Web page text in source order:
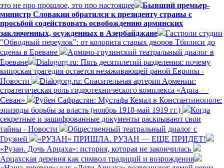
это не про прошлое, это про настоящее
Бывший премьер-
министр Словакии обратился к президенту страны с
просьбой содействовать освобождению армянских
заключенных, осужденных в Азербайджане
Гастроли студии
"Обводный переулок": от колорита старых дворов Тбилиси до
сцены в Ереване
Армяно-грузинский театральный диалог в
Ереване
Dialogorg.ru: Пять десятилетий разделения: почему
кипрская трагедия остается незаживающей раной Европы -
Новости
Dialogorg.ru: Спасительная артерия Армении:
стратегическая роль гидротехнического комплекса «Арпа —
Севан»
Рубен Сафрастян: Мустафа Кемал в Константинополе:
эпизоды борьбы за власть (ноябрь 1918-май 1919 гг.)
Когда
секретные и зашифрованные документы раскрывают свои
тайны - Новости
Общественный театральный диалог с
Грузией
«РУЗАН» ПРИШЛА. РУЗАН — ЕЩЕ ПРИДЕТ!
«Рузан. Дочь Арцаха»: история, которая не закончилась
Арцахская деревня как символ традиций и возрождения